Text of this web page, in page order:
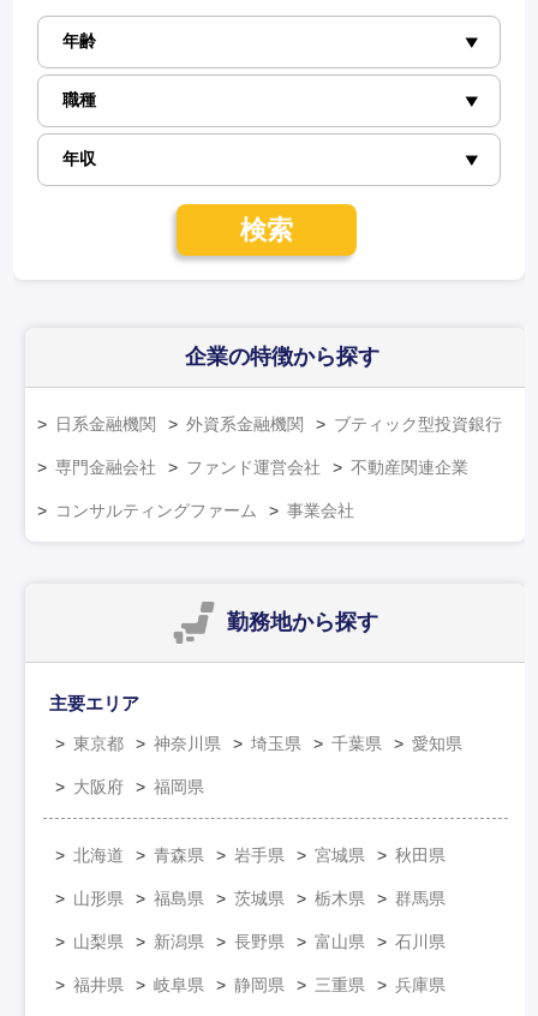
検索
企業の特徴から探す
日系金融機関 外資系金融機関 ブティック型投資銀行
専門金融会社 ファンド運営会社 不動産関連企業
コンサルティングファーム 事業会社
勤務地から探す
主要エリア
東京都 神奈川県 埼玉県 千葉県 愛知県
大阪府 福岡県
北海道 青森県 岩手県 宮城県 秋田県
山形県 福島県 茨城県 栃木県 群馬県
山梨県 新潟県 長野県 富山県 石川県
福井県 岐阜県 静岡県 三重県 兵庫県